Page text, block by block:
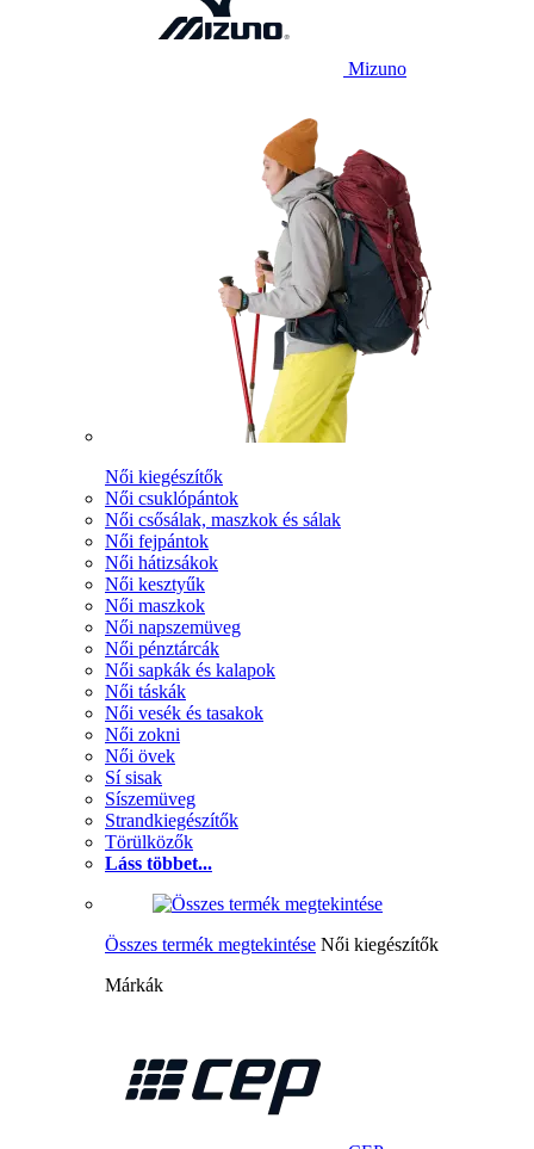
Mizuno
Női kiegészítők
Női csuklópántok
Női csősálak, maszkok és sálak
Női fejpántok
Női hátizsákok
Női kesztyűk
Női maszkok
Női napszemüveg
Női pénztárcák
Női sapkák és kalapok
Női táskák
Női vesék és tasakok
Női zokni
Női övek
Sí sisak
Síszemüveg
Strandkiegészítők
Törülközők
Láss többet...
Összes termék megtekintése Női kiegészítők
Márkák